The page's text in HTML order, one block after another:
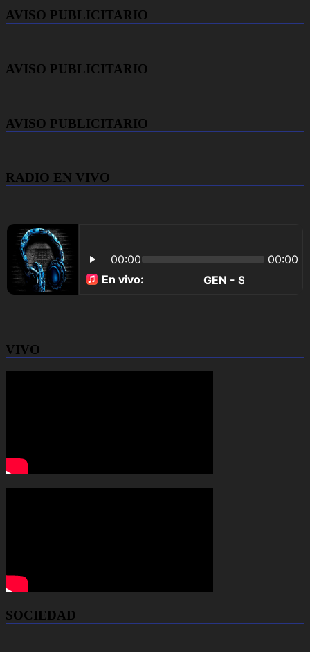
AVISO PUBLICITARIO
AVISO PUBLICITARIO
AVISO PUBLICITARIO
RADIO EN VIVO
VIVO
SOCIEDAD